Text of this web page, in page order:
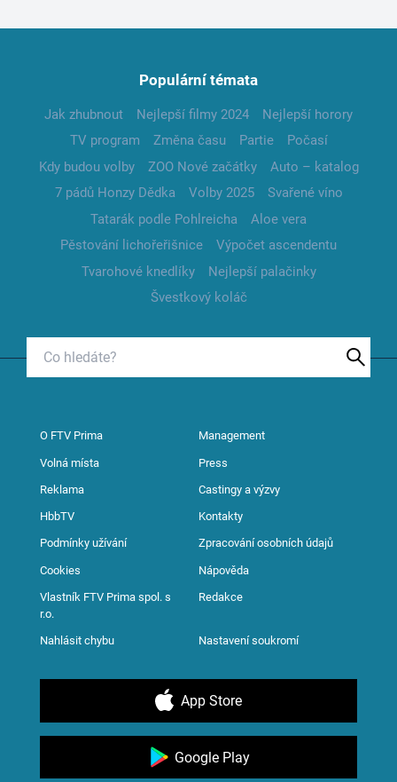
Populární témata
Jak zhubnout Nejlepší filmy 2024
Nejlepší horory
TV program
Změna času Partie
Počasí
Kdy budou volby
ZOO Nové začátky
Auto – katalog
7 pádů Honzy Dědka
Volby 2025
Svařené víno
Tatarák podle Pohlreicha
Aloe vera
Pěstování lichořeřišnice
Výpočet ascendentu
Tvarohové knedlíky
Nejlepší palačinky
Švestkový koláč
O FTV Prima Management
Volná místa Press
Reklama Castingy a výzvy
HbbTV Kontakty
Podmínky užívání Zpracování osobních údajů
Cookies Nápověda
Vlastník FTV Prima spol. s
r.o.
Redakce
Nahlásit chybu Nastavení soukromí
App Store
Google Play